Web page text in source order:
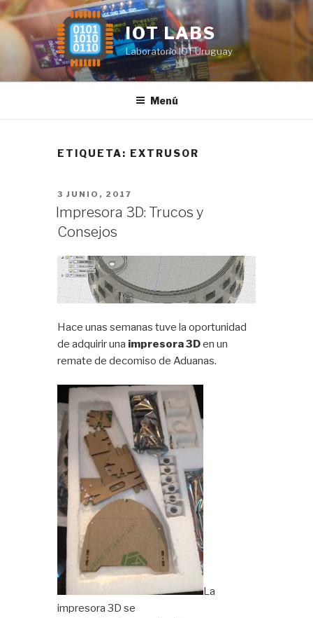
Saltar
al
contenido
IOT LABS
Laboratorio IOT Uruguay
Menú
ETIQUETA: EXTRUSOR
PUBLICADO
EL
3 JUNIO, 2017
Impresora 3D: Trucos y
Consejos
Hace unas semanas tuve la oportunidad
de adquirir una impresora 3Den un
remate de decomiso de Aduanas.
La
impresora 3D se